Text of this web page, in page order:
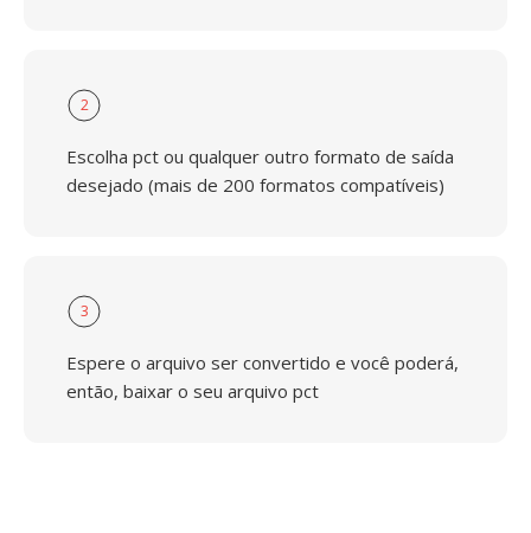
2
Escolha pct ou qualquer outro formato de saída
desejado (mais de 200 formatos compatíveis)
3
Espere o arquivo ser convertido e você poderá,
então, baixar o seu arquivo pct